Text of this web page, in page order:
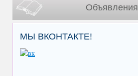
Объявления
МЫ ВКОНТАКТЕ!